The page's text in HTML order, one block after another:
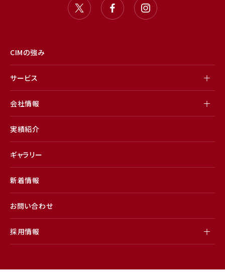
CIMの強み
サービス
会社情報
実績紹介
ギャラリー
新着情報
お問い合わせ
採用情報